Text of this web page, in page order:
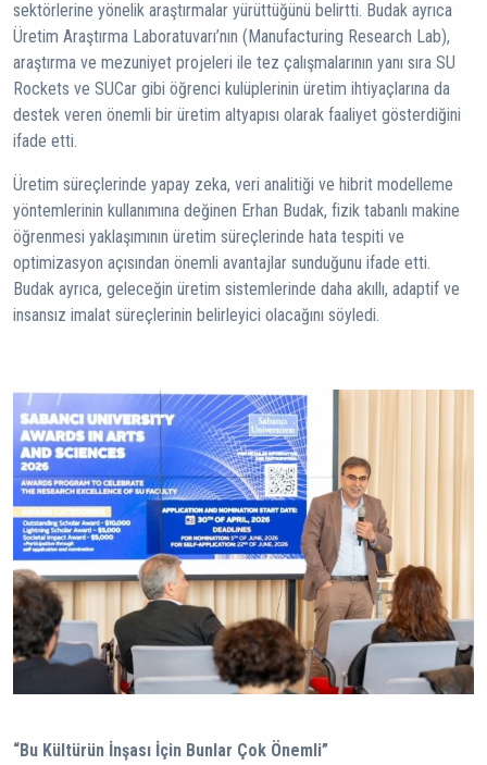
sektörlerine yönelik araştırmalar yürüttüğünü belirtti. Budak ayrıca
Üretim Araştırma Laboratuvarı’nın (Manufacturing Research Lab),
araştırma ve mezuniyet projeleri ile tez çalışmalarının yanı sıra SU
Rockets ve SUCar gibi öğrenci kulüplerinin üretim ihtiyaçlarına da
destek veren önemli bir üretim altyapısı olarak faaliyet gösterdiğini
ifade etti.
Üretim süreçlerinde yapay zeka, veri analitiği ve hibrit modelleme
yöntemlerinin kullanımına değinen Erhan Budak, fizik tabanlı makine
öğrenmesi yaklaşımının üretim süreçlerinde hata tespiti ve
optimizasyon açısından önemli avantajlar sunduğunu ifade etti.
Budak ayrıca, geleceğin üretim sistemlerinde daha akıllı, adaptif ve
insansız imalat süreçlerinin belirleyici olacağını söyledi.
“Bu Kültürün İnşası İçin Bunlar Çok Önemli”